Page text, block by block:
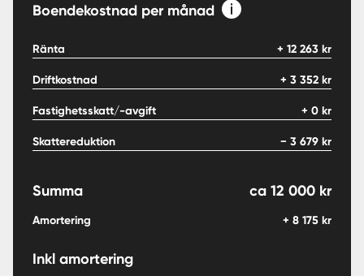
Boendekostnad per månad
Ränta + 12 263 kr
Driftkostnad + 3 352 kr
Fastighetsskatt/-avgift + 0 kr
Skattereduktion − 3 679 kr
Summa ca 12 000 kr
Amortering + 8 175 kr
Inkl amortering